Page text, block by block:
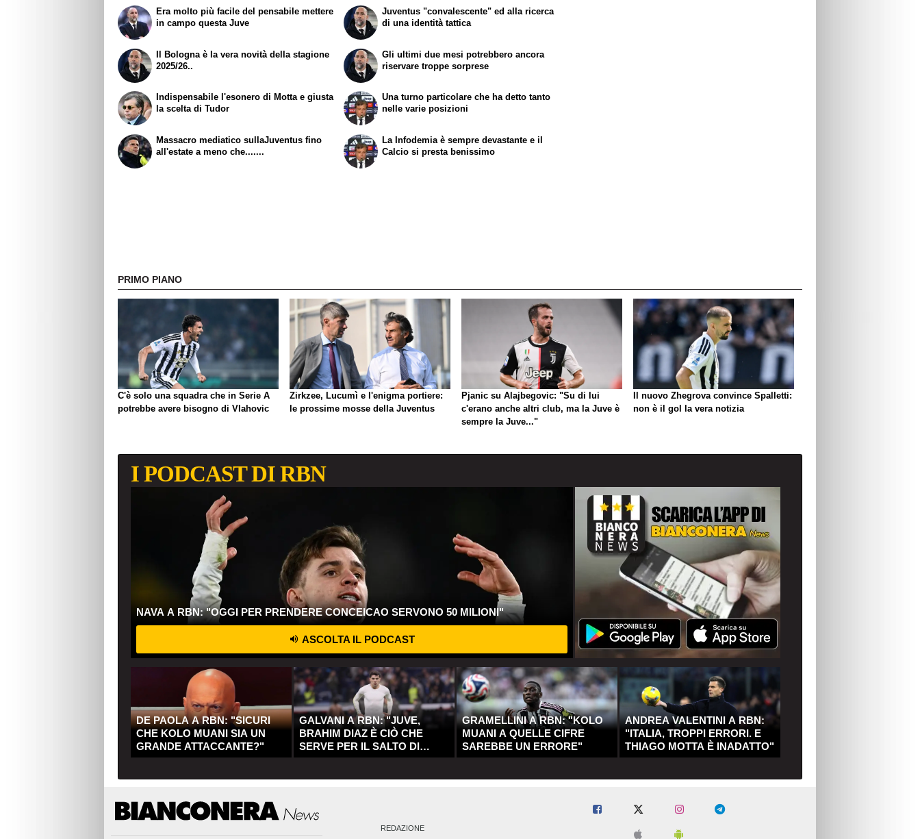
Era molto più facile del pensabile mettere
in campo questa Juve
Il Bologna è la vera novità della stagione
2025/26..
Juventus "convalescente" ed alla ricerca
di una identità tattica
Gli ultimi due mesi potrebbero ancora
riservare troppe sorprese
Indispensabile l'esonero di Motta e giusta
la scelta di Tudor
Massacro mediatico sullaJuventus fino
all'estate a meno che.......
Una turno particolare che ha detto tanto
nelle varie posizioni
La Infodemia è sempre devastante e il
Calcio si presta benissimo
PRIMO PIANO
C'è solo una squadra che in Serie A
potrebbe avere bisogno di Vlahovic
Zirkzee, Lucumì e l'enigma portiere:
le prossime mosse della Juventus
Pjanic su Alajbegovic: "Su di lui
c'erano anche altri club, ma la Juve è
sempre la Juve..."
Il nuovo Zhegrova convince Spalletti:
non è il gol la vera notizia
I PODCAST DI RBN
NAVA A RBN: "OGGI PER PRENDERE CONCEICAO SERVONO 50 MILIONI"
ASCOLTA IL PODCAST
DE PAOLA A RBN: "SICURI
CHE KOLO MUANI SIA UN
GRANDE ATTACCANTE?"
GALVANI A RBN: "JUVE,
BRAHIM DIAZ È CIÒ CHE
SERVE PER IL SALTO DI
QUALITÀ"
GRAMELLINI A RBN: "KOLO
MUANI A QUELLE CIFRE
SAREBBE UN ERRORE"
ANDREA VALENTINI A RBN:
"ITALIA, TROPPI ERRORI. E
THIAGO MOTTA È INADATTO"
REDAZIONE